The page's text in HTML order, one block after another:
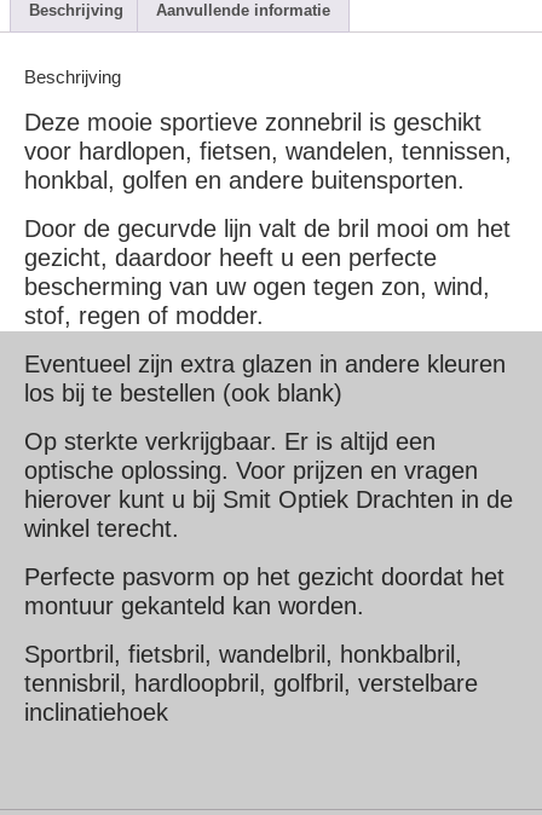
Beschrijving Aanvullende informatie
Beschrijving
Deze mooie sportieve zonnebril is geschikt
voor hardlopen, fietsen, wandelen, tennissen,
honkbal, golfen en andere buitensporten.
Door de gecurvde lijn valt de bril mooi om het
gezicht, daardoor heeft u een perfecte
bescherming van uw ogen tegen zon, wind,
stof, regen of modder.
Eventueel zijn extra glazen in andere kleuren
los bij te bestellen (ook blank)
Op sterkte verkrijgbaar. Er is altijd een
optische oplossing. Voor prijzen en vragen
hierover kunt u bij Smit Optiek Drachten in de
winkel terecht.
Perfecte pasvorm op het gezicht doordat het
montuur gekanteld kan worden.
Sportbril, fietsbril, wandelbril, honkbalbril,
tennisbril, hardloopbril, golfbril, verstelbare
inclinatiehoek